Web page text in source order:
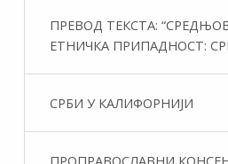
ПРЕВОД ТЕКСТА:
ЕТНИЧКА ПРИПАДНОСТ:
СРБИ У КАЛИФОРНИЈИ
ПРОПРАВОСЛАВНИ